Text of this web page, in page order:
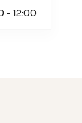
- 12:00